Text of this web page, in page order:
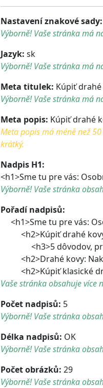
Nastavení znakové sady:
Výborně! Vaše stránka má
Jazyk: sk
Výborně! Vaše stránka má
Meta titulek: Kúpiť
Výborně! Vaše stránka má
Meta popis: Kúpiť drahé
Meta popis má méně než
krátký.
Nadpis H1:
<h1>Sme tu pre vás:
Výborně! Vaše stránka
Pořadí nadpisů:
<h1>Sme tu pre vás:
<h2>Kúpiť drahé kovy:
<h3>5 dôvodov,
<h2>Drahé kovy:
<h2>Kúpiť klasické
Vaše stránka obsahuje více
Počet nadpisů: 5
Výborně! Vaše stránka
Délka nadpisů: OK
Výborně! Vaše stránka
Počet obrázků: 29
Výborně! Vaše stránka